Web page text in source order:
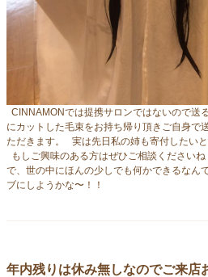
CINNAMONでは提携サロンではないので送
にカットした毛束をお持ち帰り頂きご自身で
ただきます。 実は先日私の姉も寄付したい
もしご興味のある方はぜひご相談ください
で、世の中にほんの少しでも何かできるなん
ブにしようかな〜！！
年内残りは休み無しなのでご来